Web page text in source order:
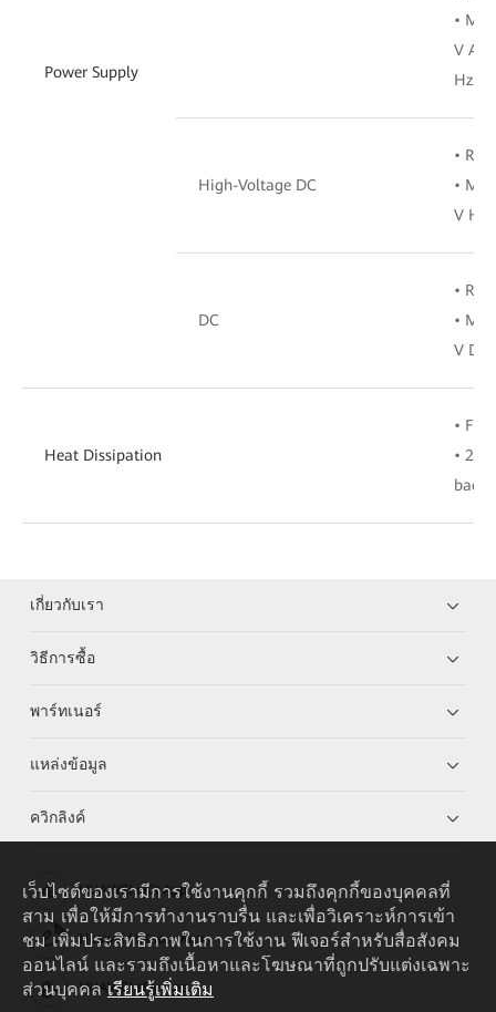
Power Supply
•
V AC
Hz)
High-Voltage DC
•
•
V
DC
•
•
V DC
Heat Dissipation
•
• 2 +
เกี่ยวกับเรา
วิธีการซื้อ
พาร์ทเนอร์
แหล่งข้อมูล
ควิกลิงค์
HUAWEI eKit App
Huawei HiKnow App
HUAWEI eFly App
เว็บไซต์ของเรามีการใช้งานคุกกี้ รวมถึงคุกกี้ของบุคคลที่
สาม เพื่อให้มีการทำงานราบรื่น และเพื่อวิเคราะห์การเข้า
ชม เพิ่มประสิทธิภาพในการใช้งาน ฟีเจอร์สำหรับสื่อสังคม
ออนไลน์ และรวมถึงเนื้อหาและโฆษณาที่ถูกปรับแต่งเฉพาะ
ส่วนบุคคล เรียนรู้เพิ่มเติม